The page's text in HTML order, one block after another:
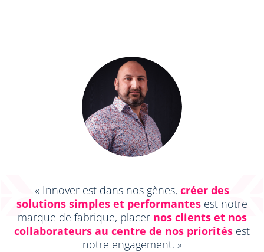
« Innover est dans nos gènes, créer des
solutions simples et performantes est notre
marque de fabrique, placer nos clients et nos
collaborateurs au centre de nos priorités est
notre engagement. »